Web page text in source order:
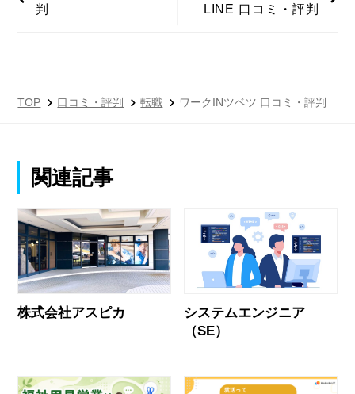
判
LINE 口コミ・評判
TOP 口コミ・評判 転職 ワークINツベツ 口コミ・評判
関連記事
株式会社アスピカ
システムエンジニア
（SE）